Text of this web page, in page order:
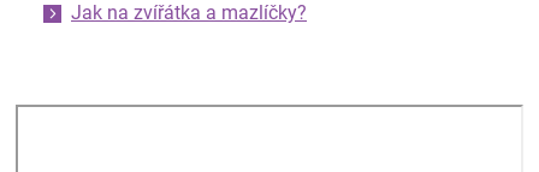
Jak na zvířátka a mazlíčky?